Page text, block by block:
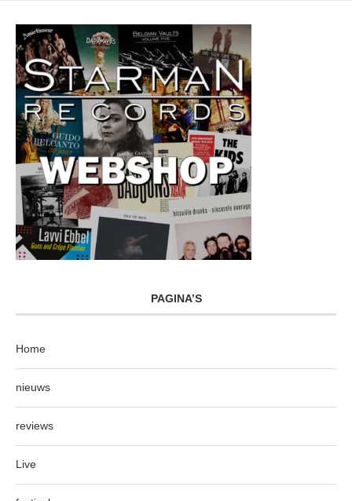
PAGINA’S
Home
nieuws
reviews
Live